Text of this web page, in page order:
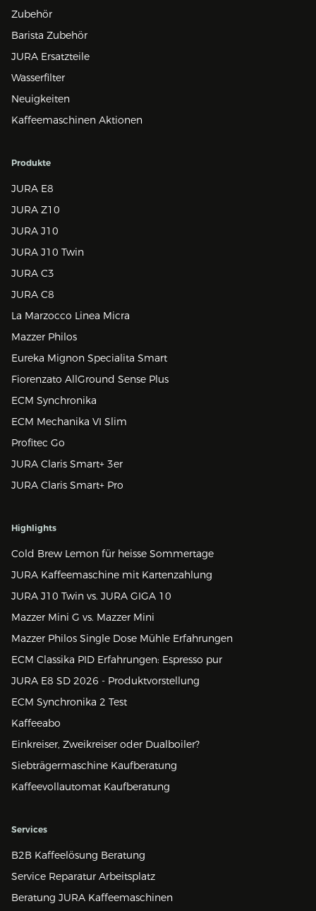
Zubehör
Barista Zubehör
JURA Ersatzteile
Wasserfilter
Neuigkeiten
Kaffeemaschinen Aktionen
Produkte
JURA E8
JURA Z10
JURA J10
JURA J10 Twin
JURA C3
JURA C8
La Marzocco Linea Micra
Mazzer Philos
Eureka Mignon Specialita Smart
Fiorenzato AllGround Sense Plus
ECM Synchronika
ECM Mechanika VI Slim
Profitec Go
JURA Claris Smart+ 3er
JURA Claris Smart+ Pro
Highlights
Cold Brew Lemon für heisse Sommertage
JURA Kaffeemaschine mit Kartenzahlung
JURA J10 Twin vs. JURA GIGA 10
Mazzer Mini G vs. Mazzer Mini
Mazzer Philos Single Dose Mühle Erfahrungen
ECM Classika PID Erfahrungen: Espresso pur
JURA E8 SD 2026 - Produktvorstellung
ECM Synchronika 2 Test
Kaffeeabo
Einkreiser, Zweikreiser oder Dualboiler?
Siebträgermaschine Kaufberatung
Kaffeevollautomat Kaufberatung
Services
B2B Kaffeelösung Beratung
Service Reparatur Arbeitsplatz
Beratung JURA Kaffeemaschinen